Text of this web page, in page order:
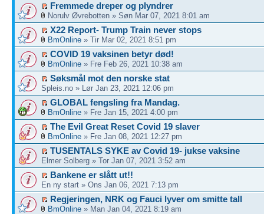
Fremmede dreper og plyndrer
Norulv Øvrebotten » Søn Mar 07, 2021 8:01 am
X22 Report- Trump Train never stops
BmOnline » Tir Mar 02, 2021 8:51 pm
COVID 19 vaksinen betyr død!
BmOnline » Fre Feb 26, 2021 10:38 am
Søksmål mot den norske stat
Spleis.no » Lør Jan 23, 2021 12:06 pm
GLOBAL fengsling fra Mandag.
BmOnline » Fre Jan 15, 2021 4:00 pm
The Evil Great Reset Covid 19 slaver
BmOnline » Fre Jan 08, 2021 12:27 pm
TUSENTALS SYKE av Covid 19- jukse vaksine
Elmer Solberg » Tor Jan 07, 2021 3:52 am
Bankene er slått ut!!
En ny start » Ons Jan 06, 2021 7:13 pm
Regjeringen, NRK og Fauci lyver om smitte tall
BmOnline » Man Jan 04, 2021 8:19 am